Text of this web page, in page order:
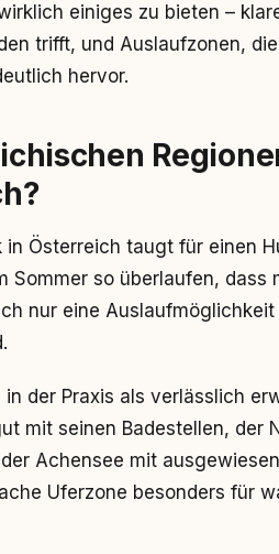
einiges zu bieten –
trifft, und Auslaufzonen,
hervor.
Österreich taugt für einen
Sommer so überlaufen, dass
nur eine
der Praxis als verlässlich
mit seinen Badestellen, der
Achensee mit
Uferzone besonders für